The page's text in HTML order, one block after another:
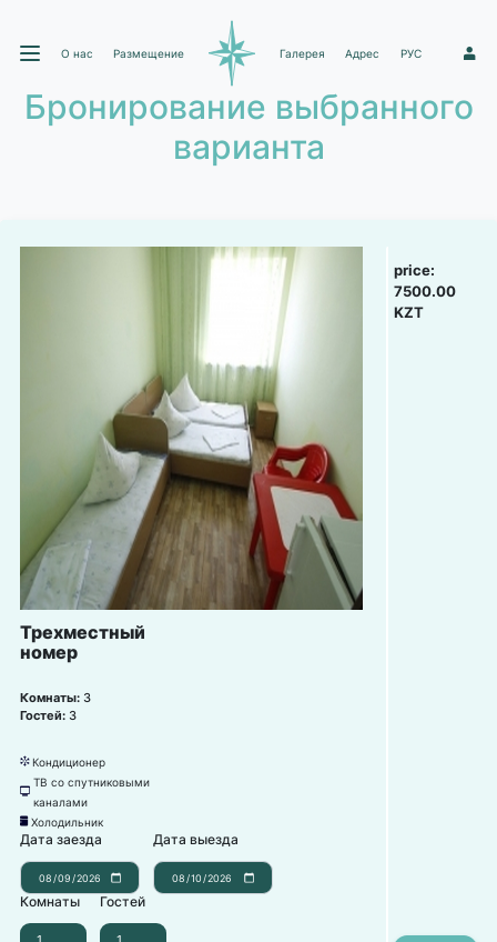
О нас Размещение Галерея Адрес РУС 1
Бронирование выбранного
варианта
Трехместный
номер
Комнаты: 3
Гостей: 3
뀸 Кондиционер
넎
ТВ со спутниковыми
каналами
녒 Холодильник
Дата заезда Дата выезда
Комнаты Гостей
price:
7500.00
KZT